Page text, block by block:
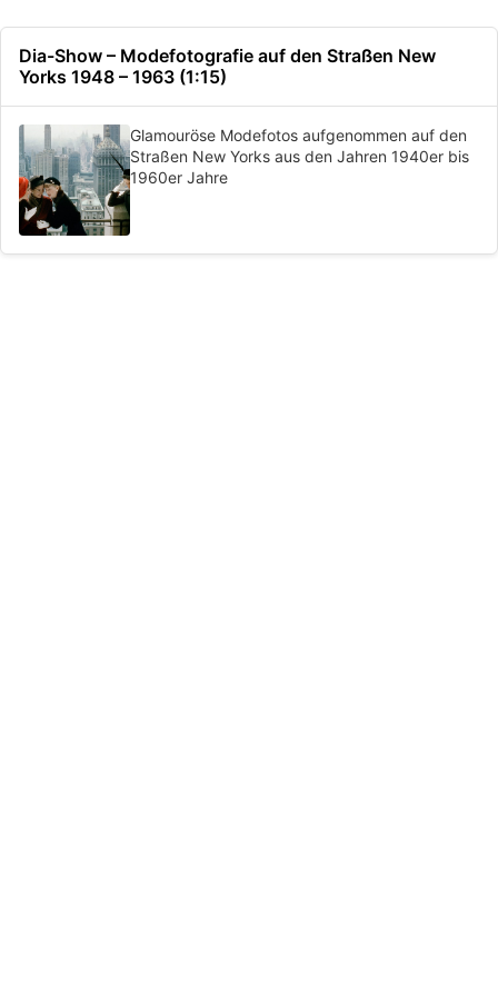
Dia-Show – Modefotografie auf den Straßen New
Yorks 1948 – 1963 (1:15)
Glamouröse Modefotos aufgenommen auf den
Straßen New Yorks aus den Jahren 1940er bis
1960er Jahre